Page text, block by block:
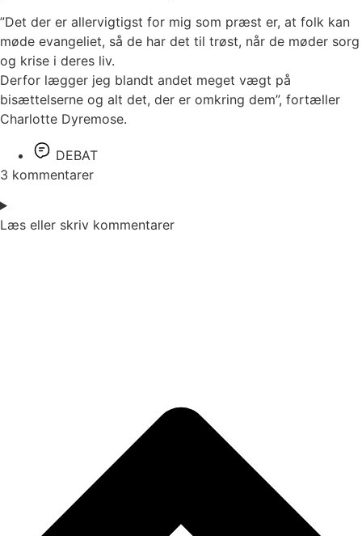
”Det der er allervigtigst for mig som præst er, at folk kan
møde evangeliet, så de har det til trøst, når de møder sorg
og krise i deres liv.
Derfor lægger jeg blandt andet meget vægt på
bisættelserne og alt det, der er omkring dem”, fortæller
Charlotte Dyremose.
DEBAT
3 kommentarer
Læs eller skriv kommentarer